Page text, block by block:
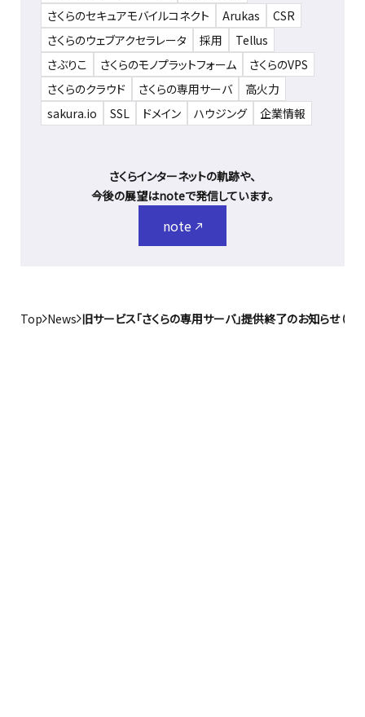
さくらのセキュアモバイルコネクト
Arukas
CSR
さくらのウェブアクセラレータ
採用
Tellus
さぶりこ
さくらのモノプラットフォーム
さくらのVPS
さくらのクラウド
さくらの専用サーバ
高火力
sakura.io
SSL ドメイン ハウジング 企業情報
さくらインターネットの軌跡や、
今後の展望はnoteで発信しています。
note
Top News 旧サービス「さくらの専用サーバ」提供終了のお知らせ（